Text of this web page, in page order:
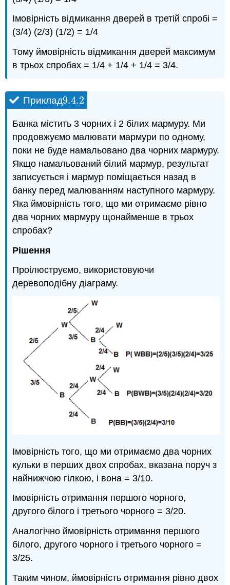
Імовірність відмикання дверей в третій спробі =
(3/4) (2/3) (1/2) = 1/4
Тому ймовірність відмикання дверей максимум
в трьох спробах = 1/4 + 1/4 + 1/4 = 3/4.
Приклад9.4.2
9.4.2
Банка містить 3 чорних і 2 білих мармуру. Ми
продовжуємо малювати мармури по одному,
поки не буде намальовано два чорних мармуру.
Якщо намальований білий мармур, результат
записується і мармур поміщається назад в
банку перед малюванням наступного мармуру.
Яка ймовірність того, що ми отримаємо рівно
два чорних мармуру щонайменше в трьох
спробах?
Рішення
Проілюструємо, використовуючи
деревоподібну діаграму.
Імовірність того, що ми отримаємо два чорних
кульки в перших двох спробах, вказана поруч з
найнижчою гілкою, і вона = 3/10.
Імовірність отримання першого чорного,
другого білого і третього чорного = 3/20.
Аналогічно ймовірність отримання першого
білого, другого чорного і третього чорного =
3/25.
Таким чином, ймовірність отримання рівно двох